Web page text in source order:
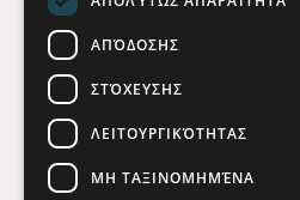
ΑΠΌΔΟΣΗΣ
ΣΤΌΧΕΥΣΗΣ
ΛΕΙΤΟΥΡΓΙΚΌΤΗΤΑΣ
ΜΗ ΤΑΞΙΝΟΜΗΜΈΝΑ